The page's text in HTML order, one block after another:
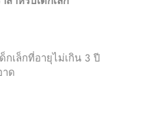
กเล็กที่อายุไม่เกิน 3 ปี
ด